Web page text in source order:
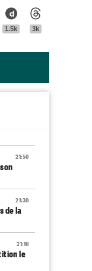
Dailymotion
1.5k 3k
21:50
21:30
de la
21:10
le